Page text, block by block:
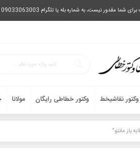
09033063003 پیام بفرستید، یا تماس بگیرید و طرح مورد نظر خود را دریافت نمایید.
وکتور نقاشیخط وکتور خطاطی رایگان مولانا
باز مانتو”